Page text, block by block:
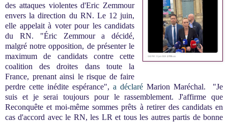
des attaques violentes d'Eric Zemmour
envers la direction du RN. Le 12 juin,
elle appelait à voter pour les candidats
du RN. "Éric Zemmour a décidé,
malgré notre opposition, de présenter le
maximum de candidats contre cette
coalition des droites dans toute la
France, prenant ainsi le risque de faire
perdre cette inédite espérance", a déclaré Marion Maréchal. "Je
suis et je serai toujours pour le rassemblement. J'affirme que
Reconquête et moi-même sommes prêts à retirer des candidats en
cas d'accord avec le RN, les LR et tous les autres partis de bonne